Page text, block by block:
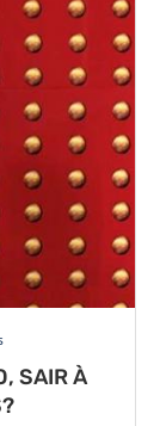
SAIR À